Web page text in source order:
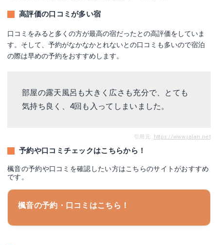
高評価の口コミが多い宿
口コミをみると多くの方が最高の宿だったとの高評価をしていま
す。そして、予約がなかなかとれないとの口コミも多いので宿泊
の際は早めの予約をおすすめします。
部屋の露天風呂も大きく広さも充分で、とても
気持ち良く、4回も入ってしまいました。
引用元: https://www.jalan.net
予約や口コミチェックはこちらから！
楓音の予約や口コミを確認したい方はこちらのサイトがおすすめ
です。
楓音の予約・口コミはこちら！